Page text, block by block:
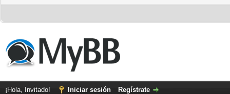
¡Hola, Invitado! Iniciar sesión Regístrate